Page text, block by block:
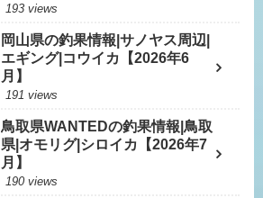
193 views
岡山県の釣果情報|サノヤス周辺|
エギング|コウイカ【2026年6
月】
191 views
鳥取県WANTEDの釣果情報|鳥取
県|オモリグ|シロイカ【2026年7
月】
190 views